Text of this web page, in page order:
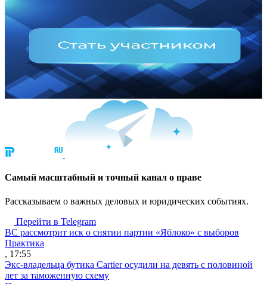
Cамый масштабный и точный канал о праве
Рассказываем о важных деловых и юридических событиях.
Перейти в Telegram
ВС рассмотрит иск о снятии партии «Яблоко» с выборов
Практика
, 17:55
Экс-владельца бутика Cartier осудили на девять с половиной
лет за таможенную схему